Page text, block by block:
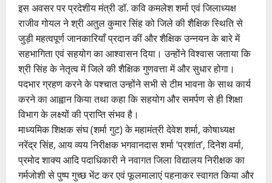
इस अवसर पर प्रदेशीय मंत्री डॉ. कवि कमलेश शर्मा एवं जिलाध्यक्ष
राजीव गोयल ने श्री अतुल कुमार सिंह को जिले की शैक्षिक स्थिति से
जुड़ी महत्वपूर्ण जानकारियाँ प्रदान कीं और शैक्षिक उन्नयन के बारे में
सहभागिता एवं सहयोग का आश्वासन दिया। उन्होंने विश्वास जताया कि
श्री सिंह के नेतृत्व में जिले की शैक्षिक गुणवत्ता में और सुधार होगा।
पदभार ग्रहण करने के पश्चात उन्होंने सभी से टीम भावना के साथ कार्य
करने का आह्वान किया तथा कहा कि सहयोग और समर्पण से ही शिक्षा
विभाग के लक्ष्यों की प्राप्ति संभव है।
माध्यमिक शिक्षक संघ (शर्मा गुट) के महामंत्री देवेश शर्मा, कोषाध्यक्ष
नरेंद्र सिंह, आय व्यय निरीक्षक भगवानदास शर्मा ‘प्रशांत’, दिनेश वर्मा,
प्रमोद शाक्य आदि पदाधिकारी ने नवागत जिला विद्यालय निरीक्षक का
गर्मजोशी से पुष्प गुच्छ भेंट कर एवं फूलमालाएं पहनाकर स्वागत किया और